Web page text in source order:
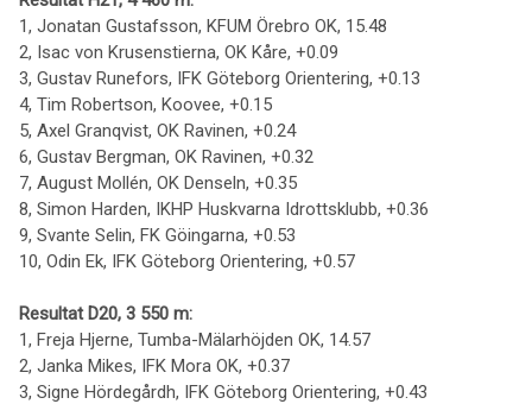
1, Jonatan Gustafsson, KFUM Örebro OK, 15.48
2, Isac von Krusenstierna, OK Kåre, +0.09
3, Gustav Runefors, IFK Göteborg Orientering, +0.13
4, Tim Robertson, Koovee, +0.15
5, Axel Granqvist, OK Ravinen, +0.24
6, Gustav Bergman, OK Ravinen, +0.32
7, August Mollén, OK Denseln, +0.35
8, Simon Harden, IKHP Huskvarna Idrottsklubb, +0.36
9, Svante Selin, FK Göingarna, +0.53
10, Odin Ek, IFK Göteborg Orientering, +0.57
Resultat D20, 3 550 m:
1, Freja Hjerne, Tumba-Mälarhöjden OK, 14.57
2, Janka Mikes, IFK Mora OK, +0.37
3, Signe Hördegårdh, IFK Göteborg Orientering, +0.43